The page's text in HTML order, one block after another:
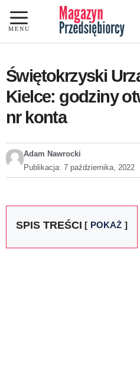
Przejdź
do
treści
MENU
Świętokrzyski
Kielce: godziny
nr konta
Adam Nawrocki
Publikacja: 7 października, 2022
SPIS TREŚCI POKAŻ